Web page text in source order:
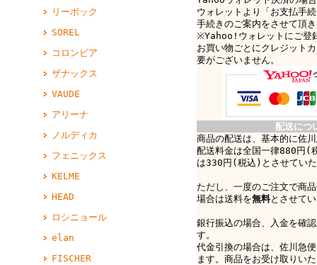
リーボック
SOREL
コロンビア
ザナックス
VAUDE
アリーナ
ノルディカ
フェニックス
KELME
HEAD
ロシニョール
elan
FISCHER
ウォレットより「お支払手
手続きのご案内をさせて頂
※Yahoo!ウォレットにご登
お買い物ごとにクレジット
要がございません。
配送につ
商品の配送は、基本的に佐
配送料金は全国一律880円(
は330円(税込)とさせてい
ただし、一度のご注文で商
場合は送料を無料とさせて
銀行振込の場合、入金を確
す。
代金引換の場合は、佐川
ます。商品をお受け取りい